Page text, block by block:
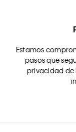
Estamos
pasos que
privacidad de